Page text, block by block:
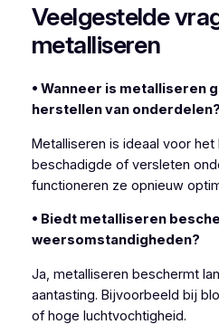
Veelgestelde
metalliseren
• Wanneer is metalliseren
herstellen van onderdelen?
Metalliseren is ideaal voor het
beschadigde of versleten
functioneren ze opnieuw
• Biedt metalliseren
weersomstandigheden?
Ja, metalliseren beschermt
aantasting. Bijvoorbeeld bij
of hoge luchtvochtigheid.